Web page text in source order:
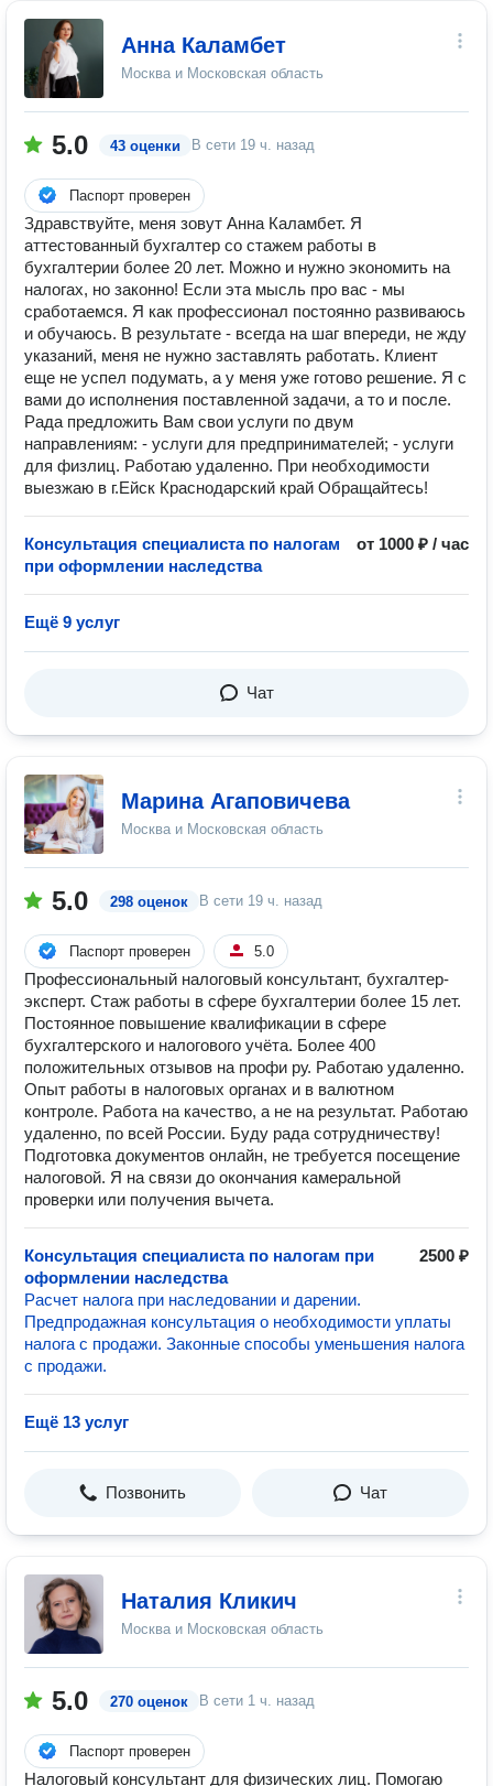
Анна Каламбет
Москва и Московская область
5.0 43 оценки В сети 19 ч. назад
Паспорт проверен
Здравствуйте, меня зовут Анна Каламбет. Я
аттестованный бухгалтер со стажем работы в
бухгалтерии более 20 лет. Можно и нужно экономить на
налогах, но законно! Если эта мысль про вас - мы
сработаемся. Я как профессионал постоянно развиваюсь
и обучаюсь. В результате - всегда на шаг впереди, не жду
указаний, меня не нужно заставлять работать. Клиент
еще не успел подумать, а у меня уже готово решение. Я с
вами до исполнения поставленной задачи, а то и после.
Рада предложить Вам свои услуги по двум
направлениям: - услуги для предпринимателей; - услуги
для физлиц. Работаю удаленно. При необходимости
выезжаю в г.Ейск Краснодарский край Обращайтесь!
Консультация специалиста по налогам
при оформлении наследства
от 1000 ₽ / час
Ещё 9 услуг
Чат
Марина Агаповичева
Москва и Московская область
5.0 298 оценок В сети 19 ч. назад
Паспорт проверен 5.0
Профессиональный налоговый консультант, бухгалтер-
эксперт. Стаж работы в сфере бухгалтерии более 15 лет.
Постоянное повышение квалификации в сфере
бухгалтерского и налогового учёта. Более 400
положительных отзывов на профи ру. Работаю удаленно.
Опыт работы в налоговых органах и в валютном
контроле. Работа на качество, а не на результат. Работаю
удаленно, по всей России. Буду рада сотрудничеству!
Подготовка документов онлайн, не требуется посещение
налоговой. Я на связи до окончания камеральной
проверки или получения вычета.
Консультация специалиста по налогам при
оформлении наследства
2500 ₽
Расчет налога при наследовании и дарении.
Предпродажная консультация о необходимости уплаты
налога с продажи. Законные способы уменьшения налога
с продажи.
Ещё 13 услуг
Позвонить Чат
Наталия Кликич
Москва и Московская область
5.0 270 оценок В сети 1 ч. назад
Паспорт проверен
Налоговый консультант для физических лиц. Помогаю